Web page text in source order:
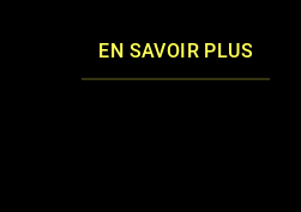
EN SAVOIR PLUS